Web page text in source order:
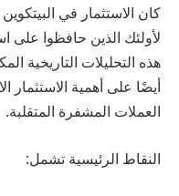
لأولئك الذين حافظوا على
هذه التحليلات التاريخية
أيضًا على أهمية الاستثمار
العملات المشفرة المتقلبة.
النقاط الرئيسية تشمل: